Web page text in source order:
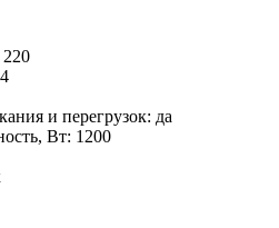
и перегрузок: да
Вт: 1200